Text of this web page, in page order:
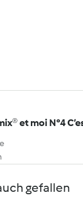
et moi N°4
gefallen